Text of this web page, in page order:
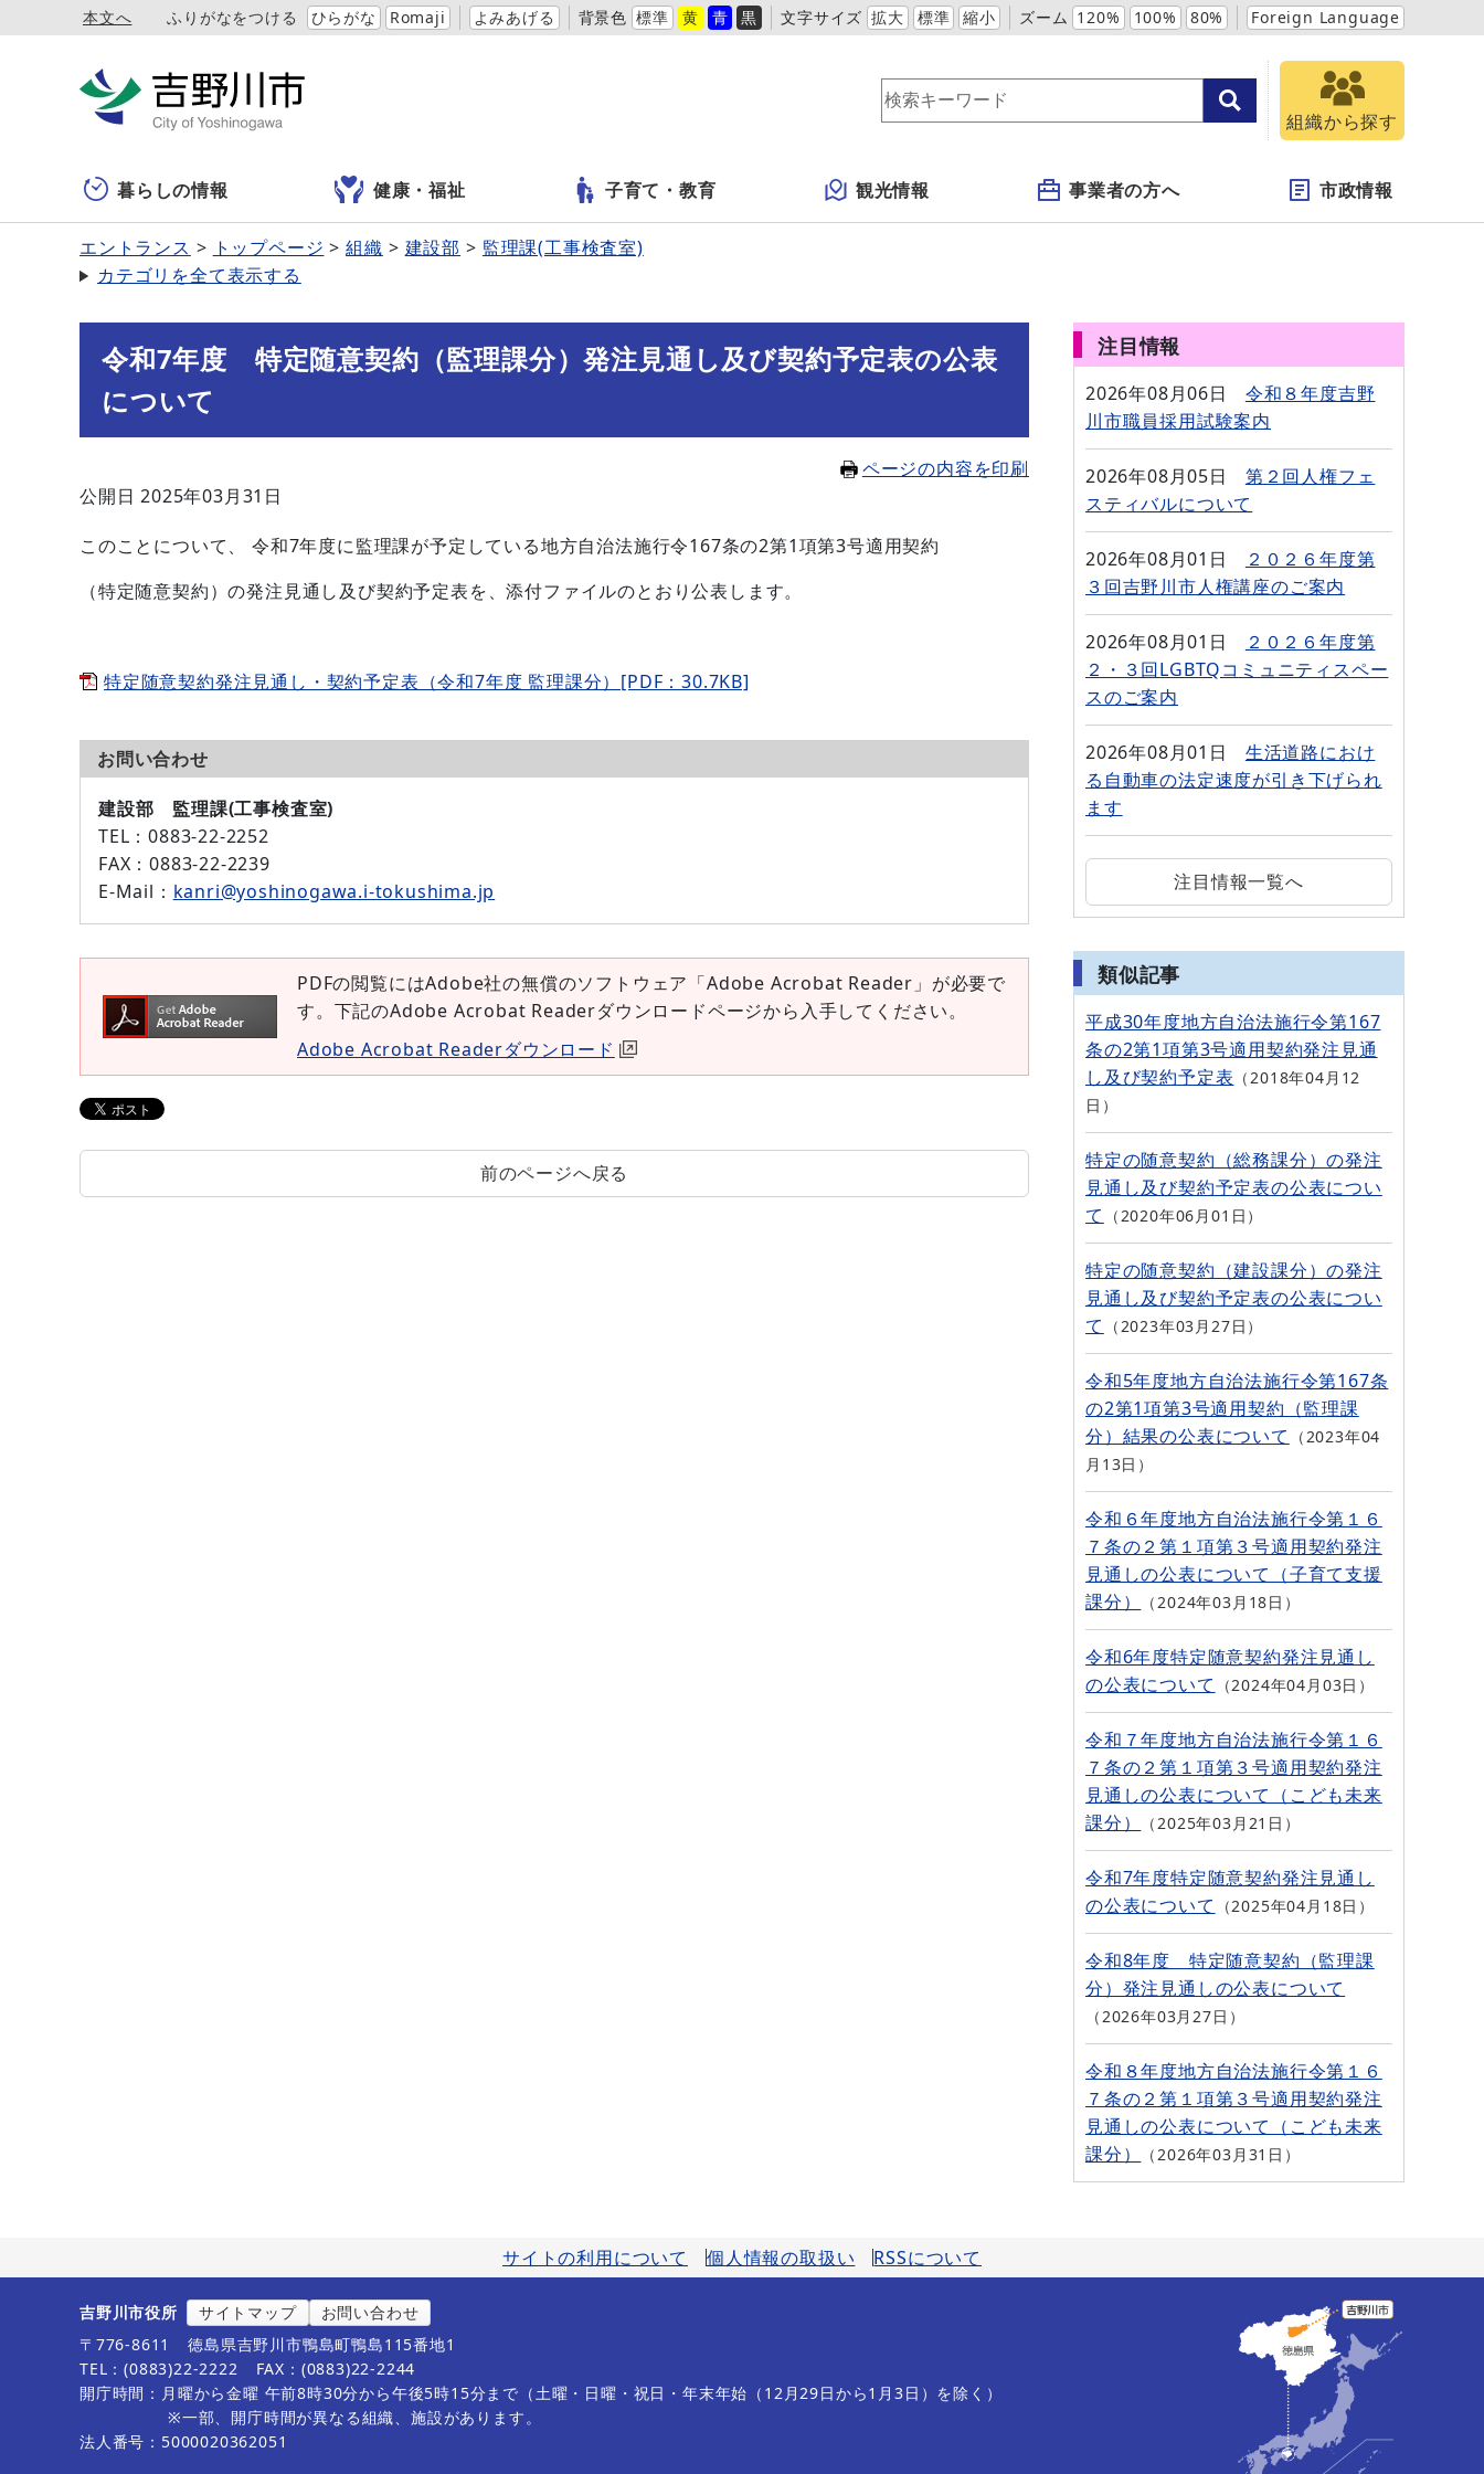
本文へ ふりがなをつける ひらがな Romaji よみあげる 背景色 標準 黄 青 黒 文字サイズ 拡大 標準 縮小 ズーム 120% 100% 80% Foreign Language
組織から探す
暮らしの情報 健康・福祉 子育て・教育 観光情報 事業者の方へ 市政情報
エントランス トップページ 組織 建設部
監理課(工事検査室)
カテゴリを全て表示する
令和7年度 特定随意契約（監理課分）発注見通し及び契約予定表の公表
について
ページの内容を印刷
公開日 2025年03月31日
このことについて、 令和7年度に監理課が予定している地方自治法施行令167条の2第1項第3号適用契約
（特定随意契約）の発注見通し及び契約予定表を、添付ファイルのとおり公表します。
特定随意契約発注見通し・契約予定表（令和7年度 監理課分）[PDF：30.7KB]
お問い合わせ
建設部 監理課(工事検査室)
TEL ：0883-22-2252
FAX ：0883-22-2239
E-Mail ： kanri@yoshinogawa.i-tokushima.jp
PDFの閲覧にはAdobe社の無償のソフトウェア「Adobe Acrobat Reader」が必要で
す。下記のAdobe Acrobat Readerダウンロードページから入手してください。
Adobe Acrobat Readerダウンロード
前のページへ戻る
注目情報
2026年08月06日
令和８年度吉野
川市職員採用試験案内
2026年08月05日
第２回人権フェ
スティバルについて
2026年08月01日
２０２６年度第
３回吉野川市人権講座のご案内
2026年08月01日
２０２６年度第
２・３回LGBTQコミュニティスペー
スのご案内
2026年08月01日
生活道路におけ
る自動車の法定速度が引き下げられ
ます
注目情報一覧へ
類似記事
平成30年度地方自治法施行令第167
条の2第1項第3号適用契約発注見通
し及び契約予定表
2018年04月12
日
特定の随意契約（総務課分）の発注
見通し及び契約予定表の公表につい
て
2020年06月01日
特定の随意契約（建設課分）の発注
見通し及び契約予定表の公表につい
て
2023年03月27日
令和5年度地方自治法施行令第167条
の2第1項第3号適用契約（監理課
分）結果の公表について
2023年04
月13日
令和６年度地方自治法施行令第１６
７条の２第１項第３号適用契約発注
見通しの公表について（子育て支援
課分）
2024年03月18日
令和6年度特定随意契約発注見通し
の公表について
2024年04月03日
令和７年度地方自治法施行令第１６
７条の２第１項第３号適用契約発注
見通しの公表について（こども未来
課分）
2025年03月21日
令和7年度特定随意契約発注見通し
の公表について
2025年04月18日
令和8年度 特定随意契約（監理課
分）発注見通しの公表について
2026年03月27日
令和８年度地方自治法施行令第１６
７条の２第１項第３号適用契約発注
見通しの公表について（こども未来
課分）
2026年03月31日
サイトの利用について 個人情報の取扱い RSSについて
吉野川市役所 サイトマップ
お問い合わせ
〒776-8611
徳島県吉野川市鴨島町鴨島115番地1
TEL：(0883)22-2222
FAX：(0883)22-2244
開庁時間：月曜から金曜 午前8時30分から午後5時15分まで（土曜・日曜・祝日・年末年始（12月29日から1月3日）を除く）
※一部、開庁時間が異なる組織、施設があります。
法人番号：5000020362051